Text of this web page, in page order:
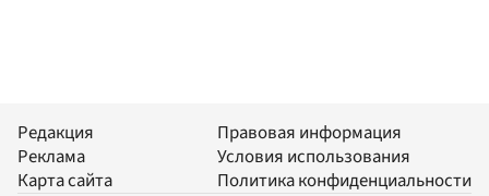
Редакция
Реклама
Карта сайта
Правовая информация
Условия использования
Политика конфиденциальности